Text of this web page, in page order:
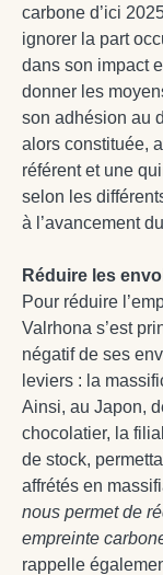
carbone d’ici
ignorer la part
dans son impact
donner les
son adhésion au
alors constituée,
référent et une
selon les
à l’avancement
Réduire les
Pour réduire
Valrhona s’est
négatif de ses
leviers : la
Ainsi, au Japon,
chocolatier, la
de stock,
affrétés en
nous permet de
empreinte
rappelle